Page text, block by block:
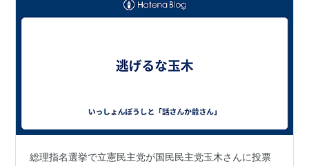
総理指名選挙で立憲民主党が国民民主党玉木さんに投票